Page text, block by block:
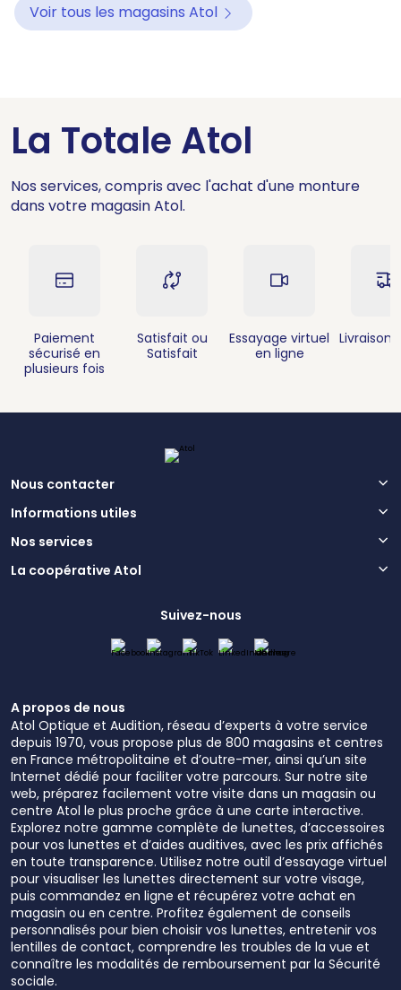
Voir tous les magasins Atol
La Totale Atol
Nos services, compris avec l'achat d'une monture
dans votre magasin Atol.
Paiement
sécurisé en
plusieurs fois
Satisfait ou
Satisfait
Essayage virtuel
en ligne
Livraison
Nous contacter
Informations utiles
Nos services
La coopérative Atol
Suivez-nous
A propos de nous
Atol Optique et Audition, réseau d’experts à votre service
depuis 1970, vous propose plus de 800 magasins et centres
en France métropolitaine et d’outre-mer, ainsi qu’un site
Internet dédié pour faciliter votre parcours. Sur notre site
web, préparez facilement votre visite dans un magasin ou
centre Atol le plus proche grâce à une carte interactive.
Explorez notre gamme complète de lunettes, d’accessoires
pour vos lunettes et d’aides auditives, avec les prix affichés
en toute transparence. Utilisez notre outil d’essayage virtuel
pour visualiser les lunettes directement sur votre visage,
puis commandez en ligne et récupérez votre achat en
magasin ou en centre. Profitez également de conseils
personnalisés pour bien choisir vos lunettes, entretenir vos
lentilles de contact, comprendre les troubles de la vue et
connaître les modalités de remboursement par la Sécurité
sociale.